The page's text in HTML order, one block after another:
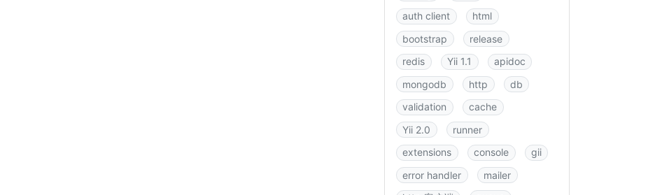
auth client
html
bootstrap
release
redis
Yii 1.1
apidoc
mongodb
http
db
validation
cache
Yii 2.0
runner
extensions
console
gii
error handler
mailer